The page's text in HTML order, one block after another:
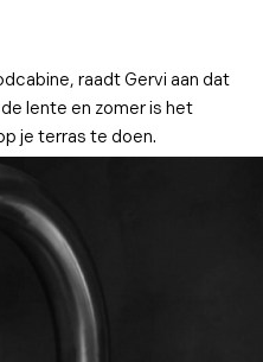
raadt Gervi aan dat
lente en zomer is het
je terras te doen.